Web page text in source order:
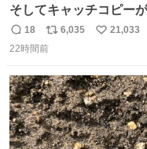
そしてキャッチコピー
しまったので思わず買
パッサパサなほどええで
返
信
18
リ
ポ
ト
数
6,035
い
数
21,033
22時間前